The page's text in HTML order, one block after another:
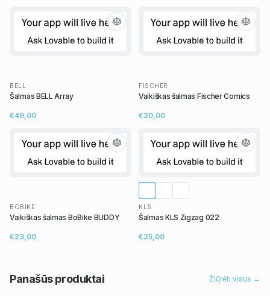
BELL
Šalmas BELL Array
€49,00
FISCHER
Vaikiškas šalmas Fischer Comics
€20,00
BOBIKE
Vaikiškas šalmas BoBike BUDDY
€23,00
KLS
Šalmas KLS Zigzag 022
€25,00
Panašūsproduktai Žiūrėti visus →